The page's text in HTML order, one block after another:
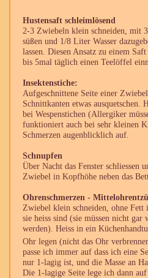
Hustensaft schleimlösend
2-3 Zwiebeln klein schneiden, mit
süßen und 1/8 Liter Wasser
lassen. Diesen Ansatz zu einem
bis 5mal täglich einen Teelöffel
Insektenstiche:
Aufgeschnittene Seite einer
Schnittkanten etwas
bei Wespenstichen (Allergiker
funktioniert auch bei sehr kleinen
Schmerzen augenblicklich auf.
Schnupfen
Über Nacht das Fenster schliessen
Zwiebel in Kopfhöhe neben das
Ohrenschmerzen -
Zwiebel klein schneiden, ohne
sie heiss sind (sie müssen nicht gar
werden). Heiss in ein
Ohr legen (nicht das Ohr
passe ich immer auf dass ich eine
nur 1-lagig ist, und die Masse an
Die 1-lagige Seite lege ich dann auf